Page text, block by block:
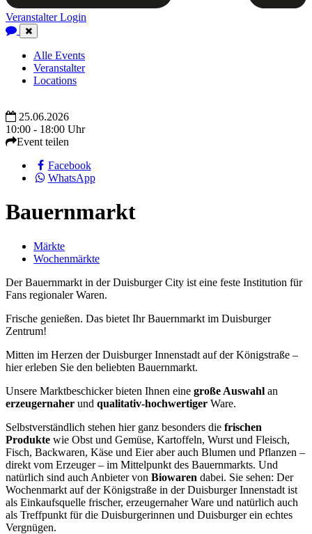
Veranstalter Login
Close
Navigation
Alle Events
Veranstalter
Locations
25.06.2026
10:00 - 18:00 Uhr
Event teilen
Facebook
WhatsApp
Bauernmarkt
Märkte
Wochenmärkte
Der Bauernmarkt in der Duisburger City ist eine feste Institution für
Fans regionaler Waren.
Frische genießen. Das bietet Ihr Bauernmarkt im Duisburger
Zentrum!
Mitten im Herzen der Duisburger Innenstadt auf der Königstraße –
hier erleben Sie den beliebten Bauernmarkt.
Unsere Marktbeschicker bieten Ihnen eine große Auswahl an
erzeugernaher und qualitativ-hochwertiger Ware.
Selbstverständlich stehen hier ganz besonders die frischen
Produkte wie Obst und Gemüse, Kartoffeln, Wurst und Fleisch,
Fisch, Backwaren, Käse und Eier aber auch Blumen und Pflanzen –
direkt vom Erzeuger – im Mittelpunkt des Bauernmarkts. Und
natürlich sind auch Anbieter von Biowaren dabei. Sie sehen: Der
Wochenmarkt auf der Königstraße in der Duisburger Innenstadt ist
als Einkaufsquelle frischer, erzeugernaher Ware und natürlich auch
als Treffpunkt für die Duisburgerinnen und Duisburger ein echtes
Vergnügen.